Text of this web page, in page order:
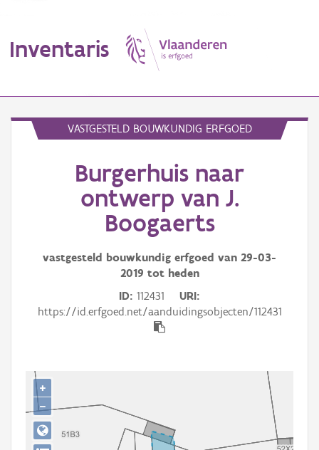
Inventaris
Aanduidingsobject
Hergebruik
Aanmelden
VASTGESTELD BOUWKUNDIG ERFGOED
Burgerhuis naar
ontwerp van J.
Boogaerts
vastgesteld bouwkundig erfgoed van 29-03-
2019 tot heden
ID 112431
URI
https://id.erfgoed.net/aanduidingsobjecten/112431
+
−